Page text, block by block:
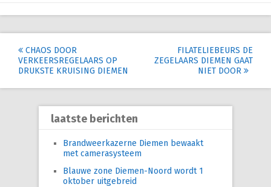
Post
navigation
CHAOS DOOR
VERKEERSREGELAARS OP
DRUKSTE KRUISING DIEMEN
FILATELIEBEURS DE
ZEGELAARS DIEMEN GAAT
NIET DOOR
laatste berichten
Brandweerkazerne Diemen bewaakt
met camerasysteem
Blauwe zone Diemen-Noord wordt 1
oktober uitgebreid